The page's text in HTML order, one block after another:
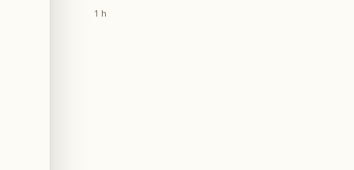
1 h